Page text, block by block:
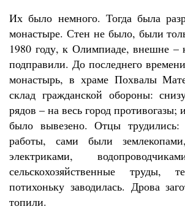
Их было немного. Тогда была
монастыре. Стен не было, были
1980 году, к Олимпиаде, внешне –
подправили. До последнего
монастырь, в храме Похвалы
склад гражданской обороны:
рядов – на весь город противогазы;
было вывезено. Отцы трудились:
работы, сами были
электриками,
сельскохозяйственные
потихоньку заводилась. Дрова
топили.